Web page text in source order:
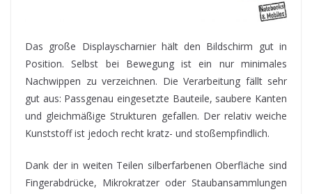
Das große Displayscharnier hält den Bildschirm gut in
Position. Selbst bei Bewegung ist ein nur minimales
Nachwippen zu verzeichnen. Die Verarbeitung fällt sehr
gut aus: Passgenau eingesetzte Bauteile, saubere Kanten
und gleichmäßige Strukturen gefallen. Der relativ weiche
Kunststoff ist jedoch recht kratz- und stoßempfindlich.
Dank der in weiten Teilen silberfarbenen Oberfläche sind
Fingerabdrücke, Mikrokratzer oder Staubansammlungen